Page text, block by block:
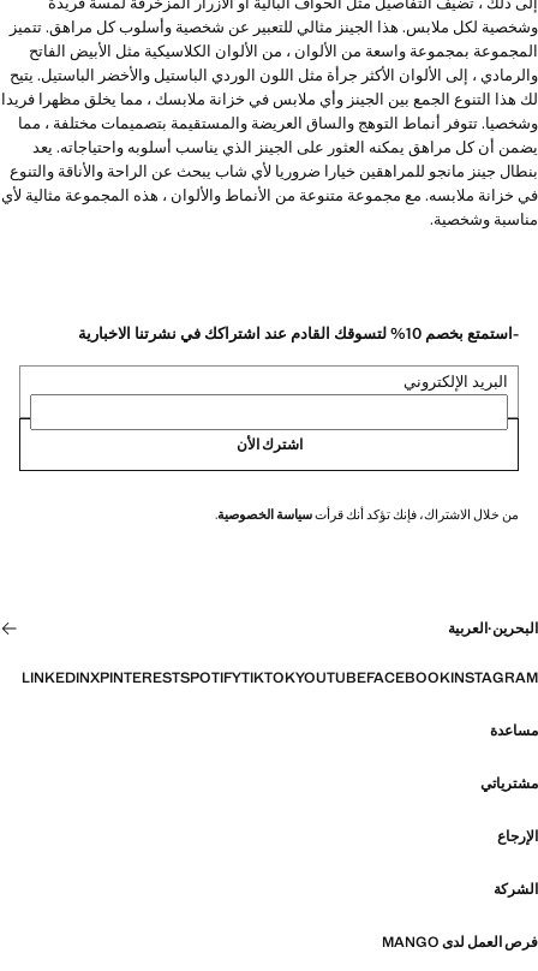
وشخصية لكل ملابس. هذا الجينز مثالي للتعبير عن شخصية وأسلوب كل مراهق. تتميز
المجموعة بمجموعة واسعة من الألوان ، من الألوان الكلاسيكية مثل الأبيض الفاتح
والرمادي ، إلى الألوان الأكثر جرأة مثل اللون الوردي الباستيل والأخضر الباستيل. يتيح
لك هذا التنوع الجمع بين الجينز وأي ملابس في خزانة ملابسك ، مما يخلق مظهرا فريدا
وشخصيا. تتوفر أنماط التوهج والساق العريضة والمستقيمة بتصميمات مختلفة ، مما
يضمن أن كل مراهق يمكنه العثور على الجينز الذي يناسب أسلوبه واحتياجاته. يعد
بنطال جينز مانجو للمراهقين خيارا ضروريا لأي شاب يبحث عن الراحة والأناقة والتنوع
في خزانة ملابسه. مع مجموعة متنوعة من الأنماط والألوان ، هذه المجموعة مثالية لأي
مناسبة وشخصية.
-استمتع بخصم 10% لتسوقك القادم عند اشتراكك في نشرتنا الاخبارية
البريد الإلكتروني
اشترك الأن
من خلال الاشتراك، فإنك تؤكد أنك قرأتسياسة الخصوصية.
البحرين·العربية
INSTAGRAM
FACEBOOK
YOUTUBE
TIKTOK
SPOTIFY
PINTEREST
X
LINKEDIN
مساعدة
مشترياتي
الإرجاع
الشركة
فرص العمل لدى MANGO